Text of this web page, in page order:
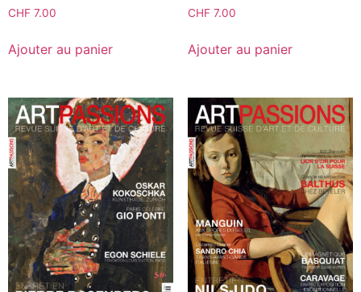
CHF 7.00
Ajouter au panier
CHF7.00
Ajouter au panier